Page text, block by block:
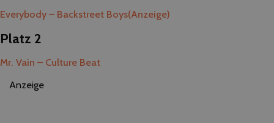
Everybody – Backstreet Boys(Anzeige)
Platz 2
Mr. Vain – Culture Beat
Anzeige